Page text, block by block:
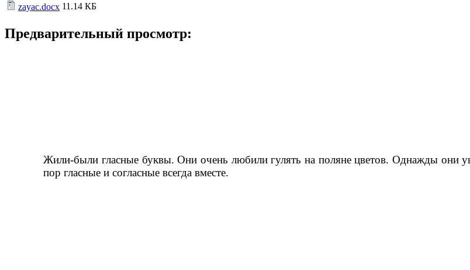
zayac.docx 11.14 КБ
Предварительный просмотр:
Жили-были гласные буквы. Они очень любили гулять на поляне цветов. Однажды они
пор гласные и согласные всегда вместе.